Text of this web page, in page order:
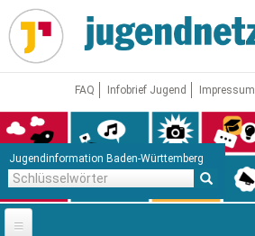
Direkt
zum
Inhalt
FAQ Infobrief Jugend Impressum
Jugendinformation Baden-Württemberg